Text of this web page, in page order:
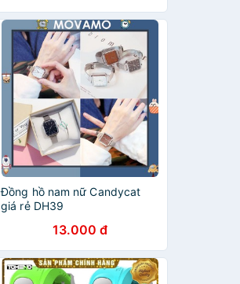
Đồng hồ nam nữ Candycat
giá rẻ DH39
13.000 đ